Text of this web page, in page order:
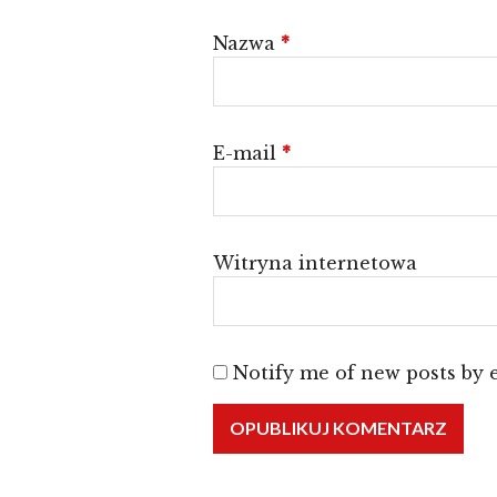
Nazwa *
E-mail *
Witryna internetowa
Notify me of new posts by